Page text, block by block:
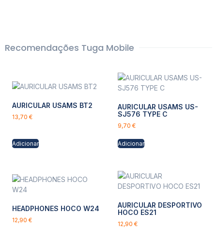
Recomendações Tuga Mobile
AURICULAR USAMS BT2
13,70 €
Adicionar
AURICULAR USAMS US-
SJ576 TYPE C
9,70 €
Adicionar
HEADPHONES HOCO W24
12,90 €
AURICULAR DESPORTIVO
HOCO ES21
12,90 €